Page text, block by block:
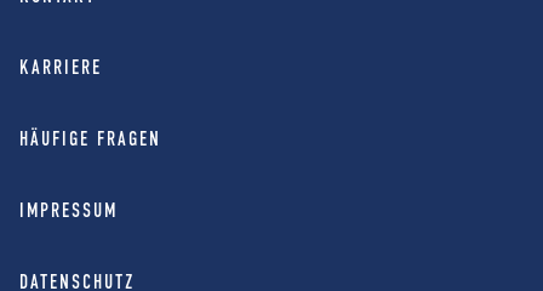
KARRIERE
HÄUFIGE FRAGEN
IMPRESSUM
DATENSCHUTZ